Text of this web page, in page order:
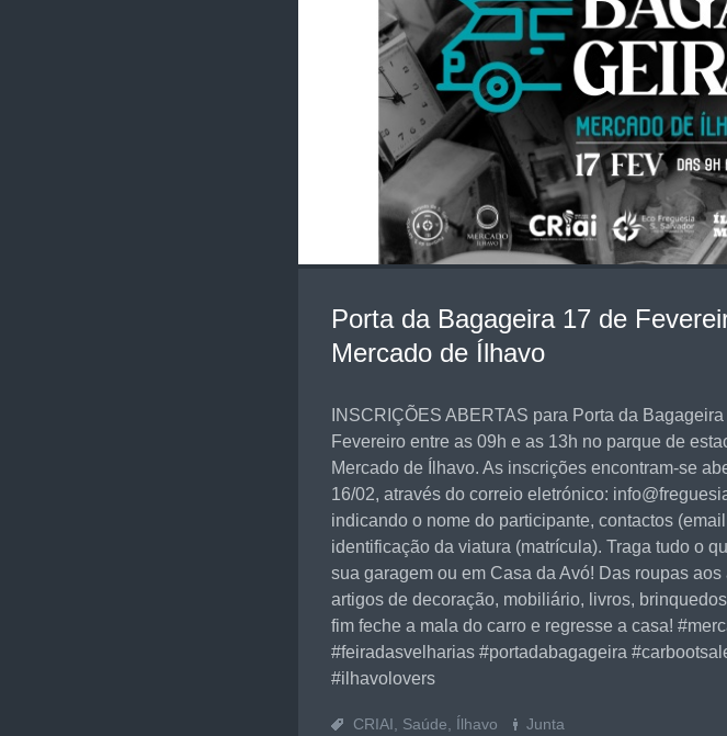
Porta da Bagageira 17 de
Mercado de Ílhavo
INSCRIÇÕES ABERTAS para Porta da
Fevereiro entre as 09h e as 13h no parque de
Mercado de Ílhavo. As inscrições encontram-se
16/02, através do correio eletrónico:
indicando o nome do participante, contactos
identificação da viatura (matrícula). Traga tudo o
sua garagem ou em Casa da Avó! Das roupas aos
artigos de decoração, mobiliário, livros,
fim feche a mala do carro e regresse a casa!
#feiradasvelharias #portadabagageira
#ilhavolovers
CRIAI, Saúde, Ílhavo Junta